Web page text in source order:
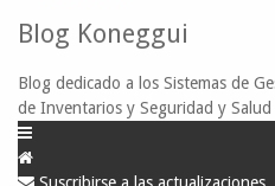
Blog Koneggui
Blog dedicado a los Sistemas de
de Inventarios y Seguridad y Salud